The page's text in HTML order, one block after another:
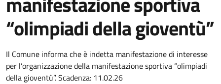
“olimpiadi della gioventù”
Dettagli della notizia
Il Comune informa che è indetta manifestazione di interesse
per l’organizzazione della manifestazione sportiva “olimpiadi
della gioventù”. Scadenza: 11.02.26